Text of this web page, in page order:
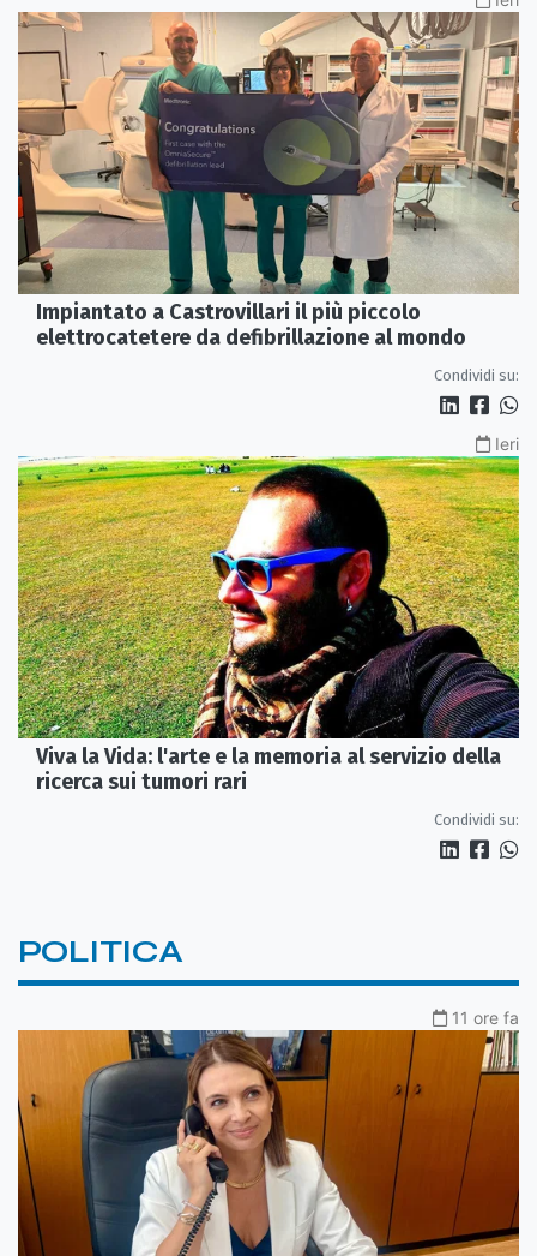
Impiantato a Castrovillari il più piccolo
elettrocatetere da defibrillazione al mondo
Condividi su:
Ieri
Viva la Vida: l'arte e la memoria al servizio della
ricerca sui tumori rari
Condividi su:
POLITICA
11 ore fa